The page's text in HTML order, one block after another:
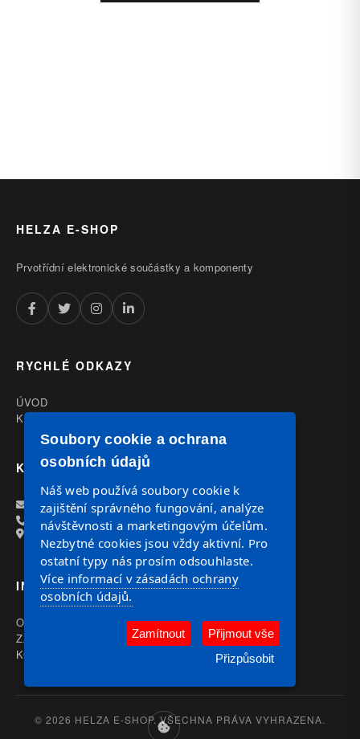
HELZA E-SHOP
Prvotřídní elektronické součástky a komponenty
RYCHLÉ ODKAZY
ÚVOD
KATALOG
KONTAKT
OBJEDNAVKY@HELZA.CZ
+420 602 117 221
Havlíčkova 27 586 01 Jihlava
INFORMACE
OBCHODNÍ PODMÍNKY
ZÁSADY OCHRANY OSOBNÍCH ÚDAJŮ (GDPR)
KONTAKT
© 2026 HELZA E-SHOP. VŠECHNA PRÁVA VYHRAZENA.
Soubory cookie a ochrana
osobních údajů
Náš web používá soubory cookie k
zajištění správného fungování, analýze
návštěvnosti a marketingovým účelům.
Nezbytné cookies jsou vždy aktivní. Pro
ostatní typy nás prosím odsouhlaste.
Více informací v zásadách ochrany
osobních údajů.
Zamítnout
Přijmout vše
Přizpůsobit